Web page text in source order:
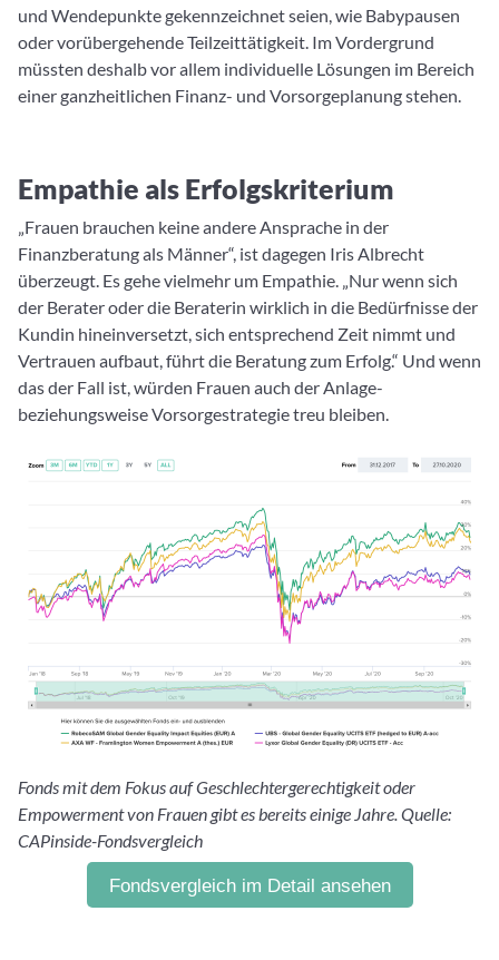
und Wendepunkte gekennzeichnet seien, wie Babypausen
oder vorübergehende Teilzeittätigkeit. Im Vordergrund
müssten deshalb vor allem individuelle Lösungen im Bereich
einer ganzheitlichen Finanz- und Vorsorgeplanung stehen.
Empathie als Erfolgskriterium
„Frauen brauchen keine andere Ansprache in der
Finanzberatung als Männer“, ist dagegen Iris Albrecht
überzeugt. Es gehe vielmehr um Empathie. „Nur wenn sich
der Berater oder die Beraterin wirklich in die Bedürfnisse der
Kundin hineinversetzt, sich entsprechend Zeit nimmt und
Vertrauen aufbaut, führt die Beratung zum Erfolg.“ Und wenn
das der Fall ist, würden Frauen auch der Anlage-
beziehungsweise Vorsorgestrategie treu bleiben.
Fonds mit dem Fokus auf Geschlechtergerechtigkeit oder
Empowerment von Frauen gibt es bereits einige Jahre. Quelle:
CAPinside-Fondsvergleich
Fondsvergleich im Detail ansehen